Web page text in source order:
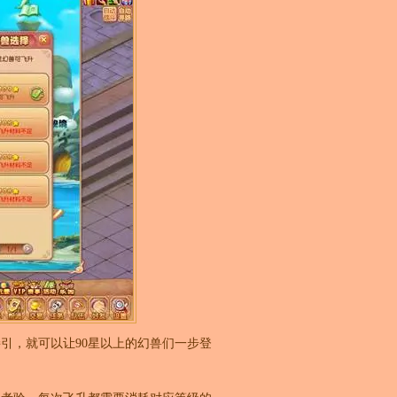
，就可以让90星以上的幻兽们一步登